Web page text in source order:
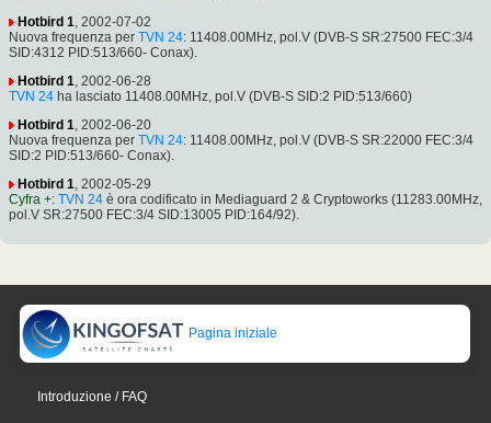
Hotbird 1, 2002-07-02
Nuova frequenza per TVN 24: 11408.00MHz, pol.V (DVB-S SR:27500 FEC:3/4
SID:4312 PID:513/660- Conax).
Hotbird 1, 2002-06-28
TVN 24 ha lasciato 11408.00MHz, pol.V (DVB-S SID:2 PID:513/660)
Hotbird 1, 2002-06-20
Nuova frequenza per TVN 24: 11408.00MHz, pol.V (DVB-S SR:22000 FEC:3/4
SID:2 PID:513/660- Conax).
Hotbird 1, 2002-05-29
Cyfra +: TVN 24 è ora codificato in Mediaguard 2 & Cryptoworks (11283.00MHz,
pol.V SR:27500 FEC:3/4 SID:13005 PID:164/92).
Pagina iniziale
Introduzione / FAQ